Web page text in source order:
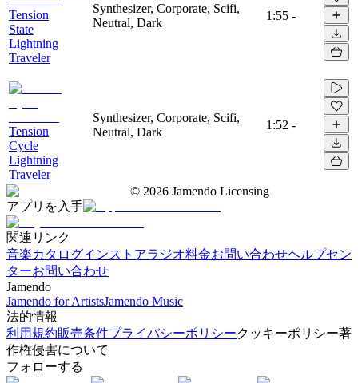
Tension
State
Lightning
Traveler
Synthesizer, Corporate, Scifi,
Neutral, Dark
1:55 -
Tension
Cycle
Lightning
Traveler
Synthesizer, Corporate, Scifi,
Neutral, Dark
1:52 -
© 2026 Jamendo Licensing
アプリを入手
関連リンク
音楽カタログインストアラジオ料金お問い合わせヘルプセン
ターお問い合わせ
Jamendo
Jamendo for ArtistsJamendo Music
法的情報
利用規約販売条件プライバシーポリシークッキーポリシー著
作権侵害について
フォローする